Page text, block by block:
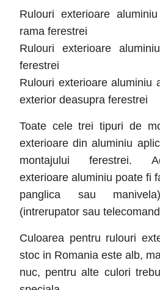
Rulouri exterioare
rama ferestrei
Rulouri exterioare
ferestrei
Rulouri exterioare aluminiu
exterior deasupra ferestrei
Toate cele trei tipuri de
exterioare din aluminiu
montajului ferestrei.
exterioare aluminiu poate fi
panglica sau
(intrerupator sau
Culoarea pentru rulouri
stoc in Romania este alb,
nuc, pentru alte culori